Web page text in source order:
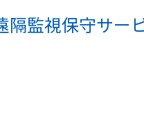
隔監視保守サー